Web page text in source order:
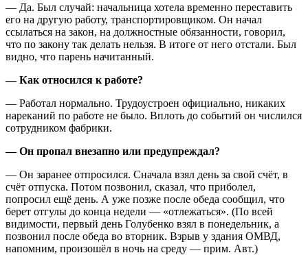
— Да. Был случай: начальница хотела временно переставить
его на другую работу, транспортировщиком. Он начал
ссылаться на закон, на должностные обязанности, говорил,
что по закону так делать нельзя. В итоге от него отстали. Был
видно, что парень начитанный.
— Как относился к работе?
— Работал нормально. Трудоустроен официально, никаких
нареканий по работе не было. Вплоть до событий он числился
сотрудником фабрики.
— Он пропал внезапно или предупреждал?
— Он заранее отпросился. Сначала взял день за свой счёт, в
счёт отпуска. Потом позвонил, сказал, что приболел,
попросил ещё день. А уже позже после обеда сообщил, что
берет отгулы до конца недели — «отлежаться». (По всей
видимости, первый день Голубенко взял в понедельник, а
позвонил после обеда во вторник. Взрыв у здания ОМВД,
напомним, произошёл в ночь на среду — прим. Авт.)